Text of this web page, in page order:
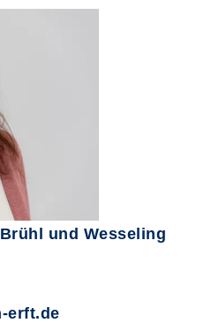
und Wesseling
erft.de